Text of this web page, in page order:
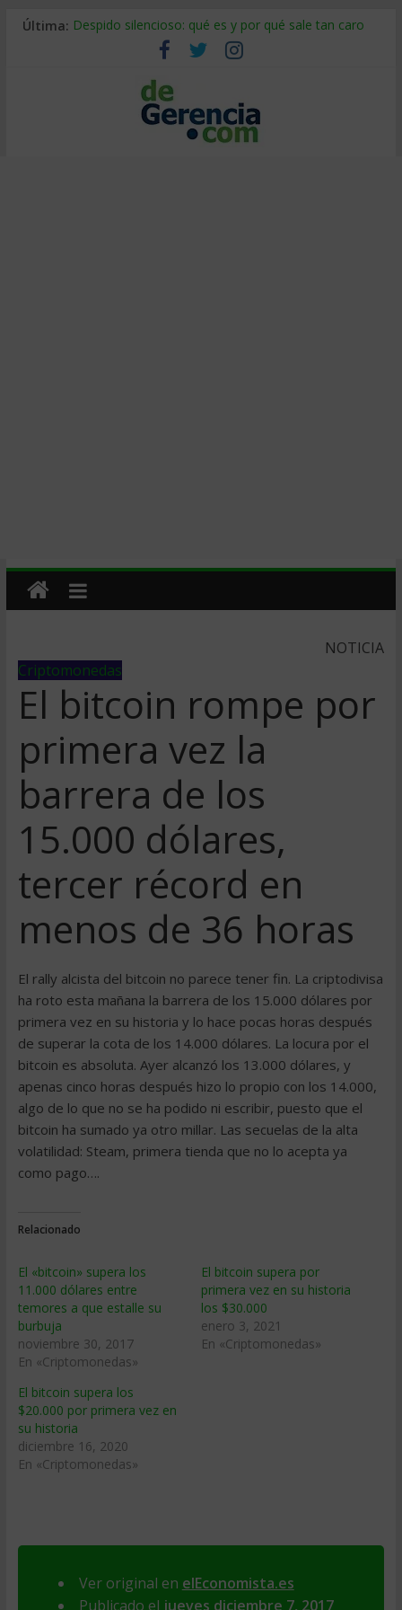
Última: Despido silencioso: qué es y por qué sale tan caro
La economía de Venezuela después del terremoto
Los 8 pasos de Kotter: liderar el cambio sin fracasar
Gestión de proyectos con IA: qué cambia en el oficio
IA y creatividad: cómo evitar que todos piensen igual
NOTICIA
Criptomonedas
El bitcoin rompe por
primera vez la
barrera de los
15.000 dólares,
tercer récord en
menos de 36 horas
El rally alcista del bitcoin no parece tener fin. La criptodivisa
ha roto esta mañana la barrera de los 15.000 dólares por
primera vez en su historia y lo hace pocas horas después
de superar la cota de los 14.000 dólares. La locura por el
bitcoin es absoluta. Ayer alcanzó los 13.000 dólares, y
apenas cinco horas después hizo lo propio con los 14.000,
algo de lo que no se ha podido ni escribir, puesto que el
bitcoin ha sumado ya otro millar. Las secuelas de la alta
volatilidad: Steam, primera tienda que no lo acepta ya
como pago….
Relacionado
El «bitcoin» supera los
11.000 dólares entre
temores a que estalle su
burbuja
noviembre 30, 2017
En «Criptomonedas»
El bitcoin supera por
primera vez en su historia
los $30.000
enero 3, 2021
En «Criptomonedas»
El bitcoin supera los
$20.000 por primera vez en
su historia
diciembre 16, 2020
En «Criptomonedas»
Ver original en elEconomista.es
Publicado el jueves diciembre 7, 2017